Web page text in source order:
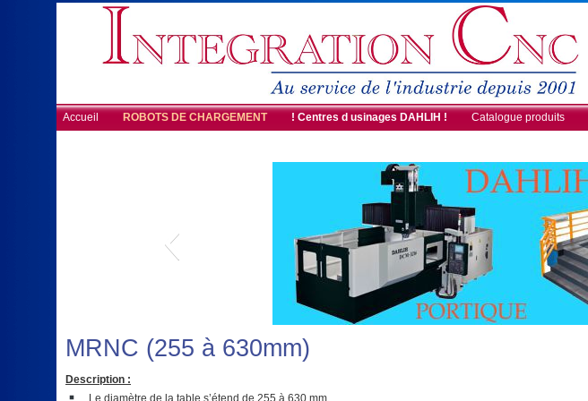
Accueil ROBOTS DE CHARGEMENT ! Centres d usinages DAHLIH ! Catalogue produits
MRNC (255 à 630mm)
Description :
Le diamètre de la table s’étend de 255 à 630 mm.